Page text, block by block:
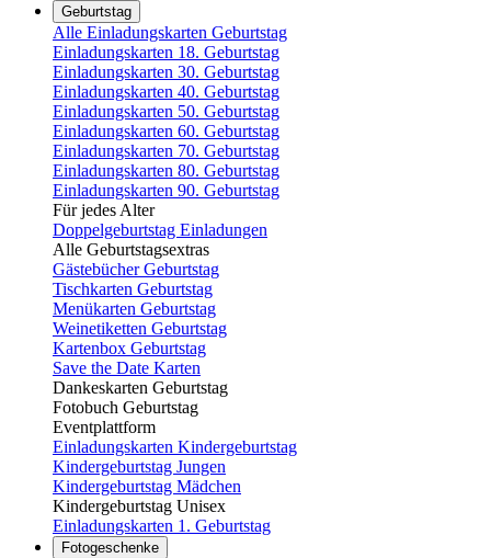
Geburtstag
Alle Einladungskarten Geburtstag
Einladungskarten 18. Geburtstag
Einladungskarten 30. Geburtstag
Einladungskarten 40. Geburtstag
Einladungskarten 50. Geburtstag
Einladungskarten 60. Geburtstag
Einladungskarten 70. Geburtstag
Einladungskarten 80. Geburtstag
Einladungskarten 90. Geburtstag
Für jedes Alter
Doppelgeburtstag Einladungen
Alle Geburtstagsextras
Gästebücher Geburtstag
Tischkarten Geburtstag
Menükarten Geburtstag
Weinetiketten Geburtstag
Kartenbox Geburtstag
Save the Date Karten
Dankeskarten Geburtstag
Fotobuch Geburtstag
Eventplattform
Einladungskarten Kindergeburtstag
Kindergeburtstag Jungen
Kindergeburtstag Mädchen
Kindergeburtstag Unisex
Einladungskarten 1. Geburtstag
Fotogeschenke